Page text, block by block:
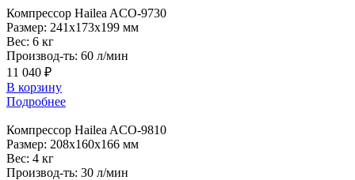
Компрессор Hailea ACO-9730
Размер: 241x173x199 мм
Вес: 6 кг
Производ-ть: 60 л/мин
11 040 ₽
В корзину
Подробнее
Компрессор Hailea ACO-9810
Размер: 208x160x166 мм
Вес: 4 кг
Производ-ть: 30 л/мин